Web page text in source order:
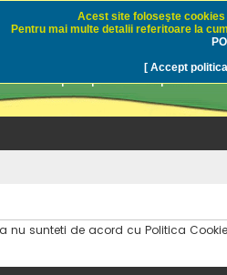
-
despre pescuit sportiv
nu sunteti de acord cu Politica
Acest site foloseşte
Pentru mai multe detalii referitoare la
[ Accept